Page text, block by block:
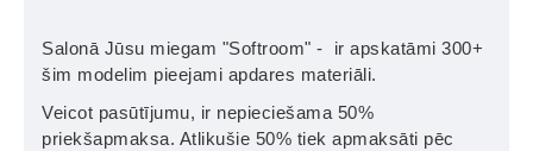
Salonā Jūsu miegam "Softroom" - ir apskatāmi 300+
šim modelim pieejami apdares materiāli.
Veicot pasūtījumu, ir nepieciešama 50%
priekšapmaksa. Atlikušie 50% tiek apmaksāti pēc